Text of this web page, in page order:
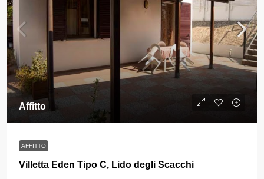
Affitto
AFFITTO
Villetta Eden Tipo C, Lido degli Scacchi